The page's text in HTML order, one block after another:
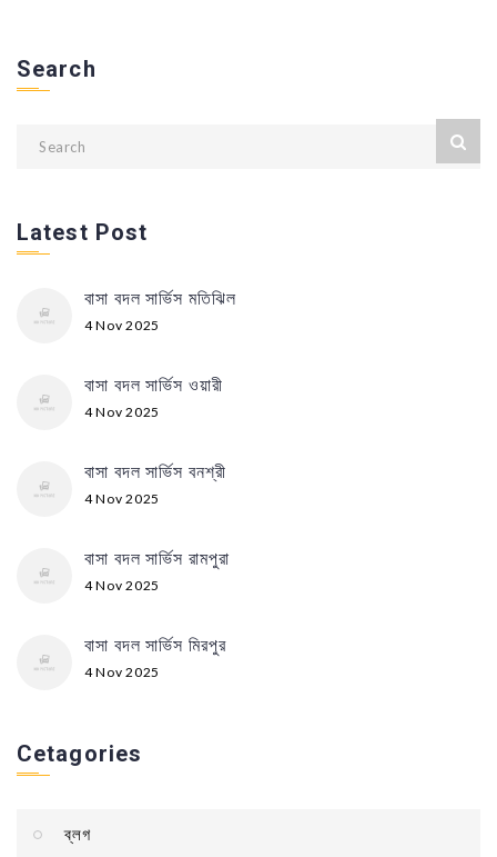
Search
Latest Post
বাসা বদল সার্ভিস মতিঝিল
4 Nov 2025
বাসা বদল সার্ভিস ওয়ারী
4 Nov 2025
বাসা বদল সার্ভিস বনশ্রী
4 Nov 2025
বাসা বদল সার্ভিস রামপুরা
4 Nov 2025
বাসা বদল সার্ভিস মিরপুর
4 Nov 2025
Cetagories
ব্লগ